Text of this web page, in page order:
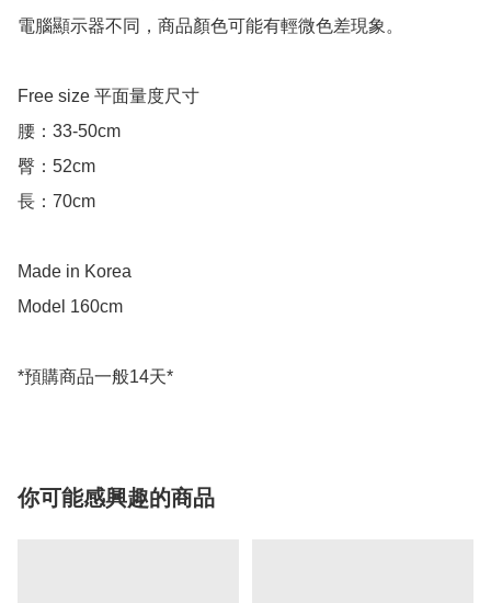
電腦顯示器不同，商品顏色可能有輕微色差現象。
Free size 平面量度尺寸
腰：33-50cm
臀：52cm
長：70cm
Made in Korea
Model 160cm
你可能感興趣的商品